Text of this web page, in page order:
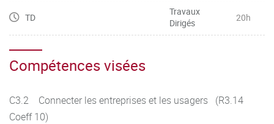
TD
Travaux
Dirigés
20h
Compétences visées
C3.2 Connecter les entreprises et les usagers (R3.14
Coeff 10)